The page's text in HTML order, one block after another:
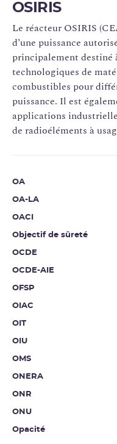
OSIRIS
Le réacteur OSIRIS
d’une puissance
principalement destiné
technologiques de
combustibles pour
puissance. Il est
applications
de radioéléments à
OA
OA-LA
OACI
Objectif de sûreté
OCDE
OCDE-AIE
OFSP
OIAC
OIT
OIU
OMS
ONERA
ONR
ONU
Opacité